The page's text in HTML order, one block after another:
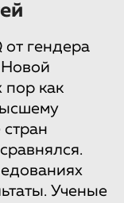
от гендера
Новой
пор как
Ученые